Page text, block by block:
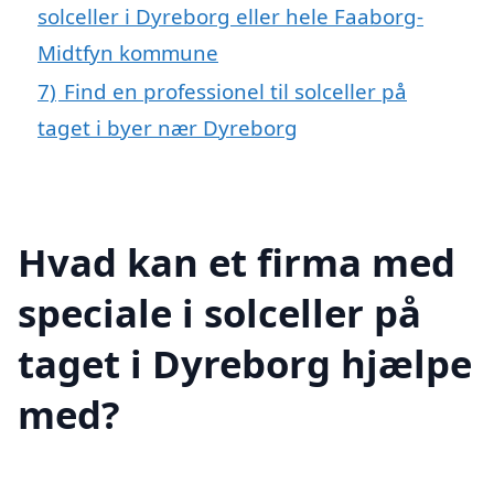
solceller i Dyreborg eller hele Faaborg-
Midtfyn kommune
7) Find en professionel til solceller på
taget i byer nær Dyreborg
Hvad kan et firma med
speciale i solceller på
taget i Dyreborg hjælpe
med?